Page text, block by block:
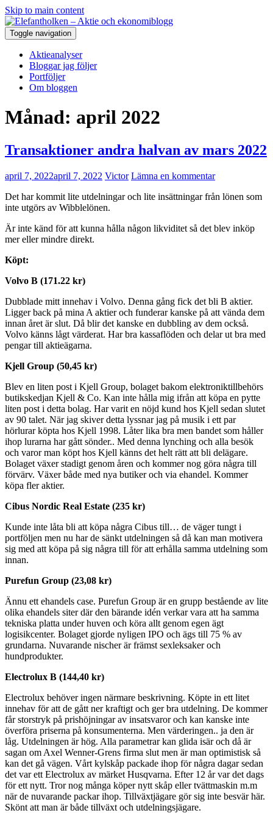
Skip to main content
Toggle navigation
Aktieanalyser
Bloggar jag följer
Portföljer
Om bloggen
Månad: april 2022
Transaktioner andra halvan av mars 2022
april 7, 2022april 7, 2022 Victor Lämna en kommentar
Det har kommit lite utdelningar och lite insättningar från lönen som
inte utgörs av Wibblelönen.
Är inte känd för att kunna hålla någon likviditet så det blev inköp
mer eller mindre direkt.
Köpt:
Volvo B (171.22 kr)
Dubblade mitt innehav i Volvo. Denna gång fick det bli B aktier.
Ligger back på mina A aktier och funderar kanske på att vända dem
innan året är slut. Då blir det kanske en dubbling av dem också.
Volvo känns lågt värderat. Har bra kassaflöden och delar ut bra med
pengar till aktieägarna.
Kjell Group (50,45 kr)
Blev en liten post i Kjell Group, bolaget bakom elektroniktillbehörs
butikskedjan Kjell & Co. Kan inte hålla mig ifrån att köpa en pytte
liten post i detta bolag. Har varit en nöjd kund hos Kjell sedan slutet
av 90 talet. När jag skiver detta lyssnar jag på musik i ett par
hörlurar köpta hos Kjell 1998. Låter lika bra men bandet som håller
ihop lurarna har gått sönder.. Med denna lynching och alla besök
och varor man köpt hos Kjell känns det helt rätt att bli delägare.
Bolaget växer stadigt genom åren och kommer nog göra några till
förvärv. Växer både med nya butiker och via ehandel. Kommer
köpa fler aktier.
Cibus Nordic Real Estate (235 kr)
Kunde inte låta bli att köpa några Cibus till… de väger tungt i
portföljen men nu har de sänkt utdelningen så då kan man motivera
sig med att köpa på sig några till för att erhålla samma utdelning som
innan.
Purefun Group (23,08 kr)
Ännu ett ehandels case. Purefun Group är en grupp bestående av lite
olika ehandels siter där den bärande idén verkar vara att ha samma
tekniska platta under huven och köra allt genom egen ägt
logisikcenter. Bolaget gjorde nyligen IPO och ägs till 75 % av
grundarna. Nuvarande nischer är främst sexleksaker och
hundprodukter.
Electrolux B (144,40 kr)
Electrolux behöver ingen närmare beskrivning. Köpte in ett litet
innehav för att de gått ner kraftigt och ger bra utdelning. De kommer
får storstryk på prishöjningar av insatsvaror och kan kanske inte
överföra priserna på konsumenterna. Men värderingen.. ja den är
låg. Utdelningen är hög. Alla parametrar kan glida isär och då är
sagan om Axel Wenner-Grens firma slut men är man optimistisk så
kan det gå vägen. Vårt kylskåp packade ihop för några dagar sedan
det var ett Electrolux av märket Husqvarna. Efter 12 år var det dags
för ett nytt. Tror nog många köper nytt skåp eller tvättmaskin m.m
när de nuvarande packar ihop. Tillväxtjägare gör sig inte besvär här.
Skönt att man är både tillväxt och utdelningsjägare.